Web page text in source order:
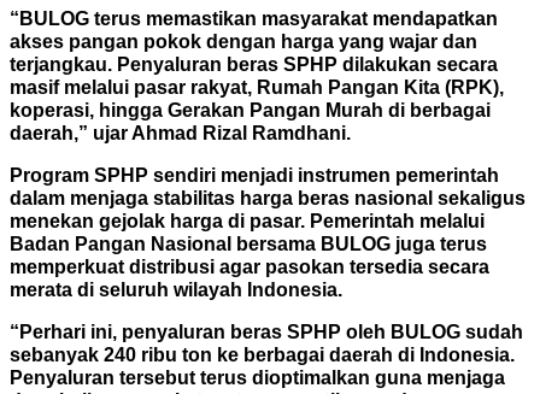
“BULOG terus memastikan masyarakat mendapatkan
akses pangan pokok dengan harga yang wajar dan
terjangkau. Penyaluran beras SPHP dilakukan secara
masif melalui pasar rakyat, Rumah Pangan Kita (RPK),
koperasi, hingga Gerakan Pangan Murah di berbagai
daerah,” ujar Ahmad Rizal Ramdhani.
Program SPHP sendiri menjadi instrumen pemerintah
dalam menjaga stabilitas harga beras nasional sekaligus
menekan gejolak harga di pasar. Pemerintah melalui
Badan Pangan Nasional bersama BULOG juga terus
memperkuat distribusi agar pasokan tersedia secara
merata di seluruh wilayah Indonesia.
“Perhari ini, penyaluran beras SPHP oleh BULOG sudah
sebanyak 240 ribu ton ke berbagai daerah di Indonesia.
Penyaluran tersebut terus dioptimalkan guna menjaga